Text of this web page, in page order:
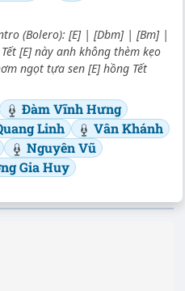
(Bolero): [E] | [Dbm] | [Bm] |
[E] này anh không thèm kẹo
ngọt tựa sen [E] hồng Tết
Đàm Vĩnh Hưng
Linh
Vân Khánh
Nguyên Vũ
Gia Huy